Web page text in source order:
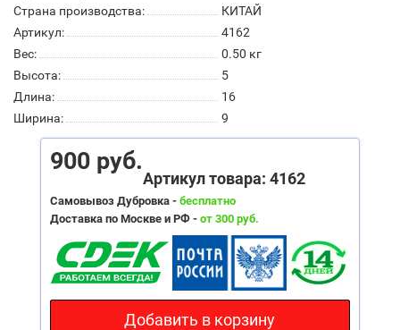
Страна производства:
КИТАЙ
Артикул:
4162
Вес:
0.50 кг
Высота:
5
Длина:
16
Ширина:
9
900 руб.
Артикул товара: 4162
Самовывоз Дубровка - бесплатно
Доставка по Москве и РФ - от 300 руб.
Добавить в корзину